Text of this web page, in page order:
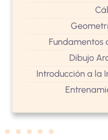
Fundamentos
Dibujo
Introducción a la